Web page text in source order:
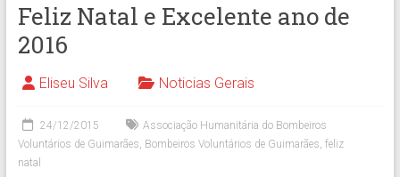
Feliz Natal e Excelente ano de
2016
Eliseu Silva Noticias Gerais
24/12/2015
Associação Humanitária do Bombeiros
Voluntários de Guimarães, Bombeiros Voluntários de Guimarães, feliz
natal